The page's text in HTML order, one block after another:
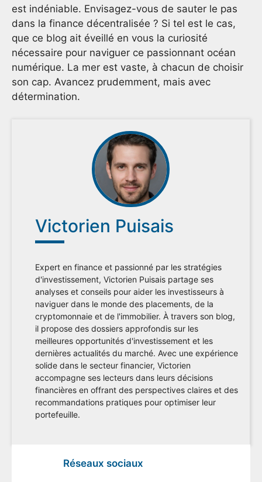
est indéniable. Envisagez-vous de sauter le pas
dans la finance décentralisée ? Si tel est le cas,
que ce blog ait éveillé en vous la curiosité
nécessaire pour naviguer ce passionnant océan
numérique. La mer est vaste, à chacun de choisir
son cap. Avancez prudemment, mais avec
détermination.
Victorien Puisais
Expert en finance et passionné par les stratégies
d'investissement, Victorien Puisais partage ses
analyses et conseils pour aider les investisseurs à
naviguer dans le monde des placements, de la
cryptomonnaie et de l'immobilier. À travers son blog,
il propose des dossiers approfondis sur les
meilleures opportunités d'investissement et les
dernières actualités du marché. Avec une expérience
solide dans le secteur financier, Victorien
accompagne ses lecteurs dans leurs décisions
financières en offrant des perspectives claires et des
recommandations pratiques pour optimiser leur
portefeuille.
Réseaux sociaux